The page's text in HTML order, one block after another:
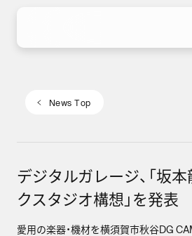
デジタルガレージ、「坂
クスタジオ構想」を発表
愛用の楽器・機材を横須賀市秋谷DG
News Top